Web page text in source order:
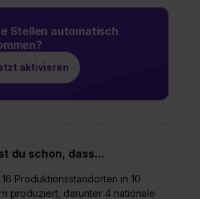
Stellen automatisch
aktivieren
du schon, dass...
16 Produktionsstandorten in 10
produziert, darunter 4 nationale